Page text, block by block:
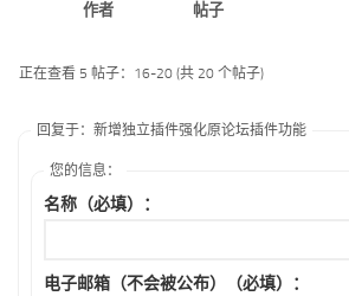
作者 帖子
正在查看 5 帖子：16-20 (共 20 个帖子)
回复于：新增独立插件强化原论坛插件功能
您的信息：
名称（必填）：
电子邮箱（不会被公布）（必填）：